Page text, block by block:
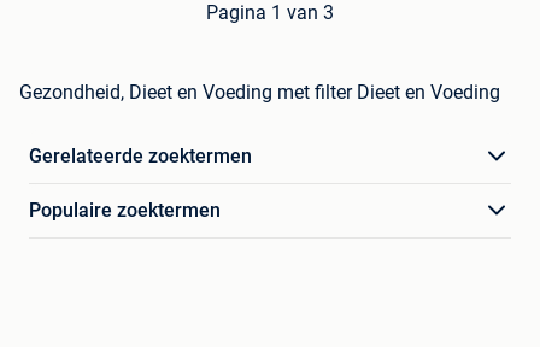
Pagina 1 van 3
Gezondheid, Dieet en Voeding met filter Dieet en Voeding
Gerelateerde zoektermen
Populaire zoektermen